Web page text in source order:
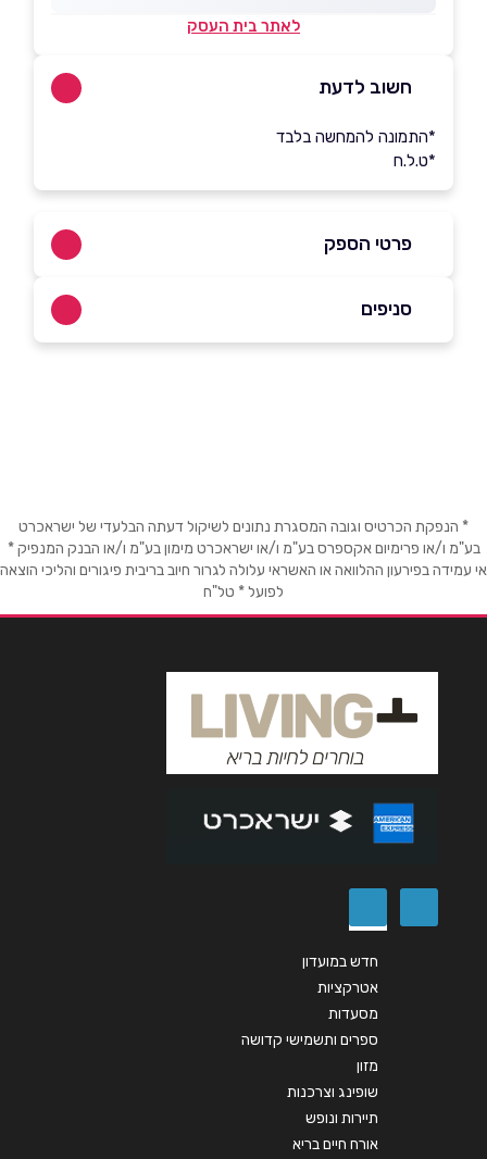
לאתר בית העסק
חשוב לדעת
*התמונה להמחשה בלבד
*ט.ל.ח
פרטי הספק
באתר
טלפון*
אנא חזרו אלי בקשר ל...
סניפים
* הנפקת הכרטיס וגובה המסגרת נתונים לשיקול דעתה הבלעדי של ישראכרט
בע"מ ו/או פרימיום אקספרס בע"מ ו/או ישראכרט מימון בע"מ ו/או הבנק המנפיק *
אי עמידה בפירעון ההלוואה או האשראי עלולה לגרור חיוב בריבית פיגורים והליכי הוצאה
לפועל * טל"ח
חדש במועדון
אטרקציות
מסעדות
ספרים ותשמישי קדושה
מזון
שופינג וצרכנות
תיירות ונופש
אורח חיים בריא